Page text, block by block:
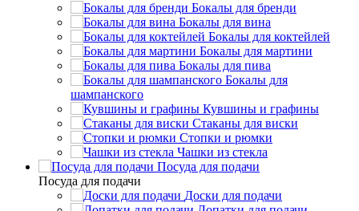
Бокалы для бренди
Бокалы для вина
Бокалы для коктейлей
Бокалы для мартини
Бокалы для пива
Бокалы для
шампанского
Кувшины и графины
Стаканы для виски
Стопки и рюмки
Чашки из стекла
Посуда для подачи
Посуда для подачи
Доски для подачи